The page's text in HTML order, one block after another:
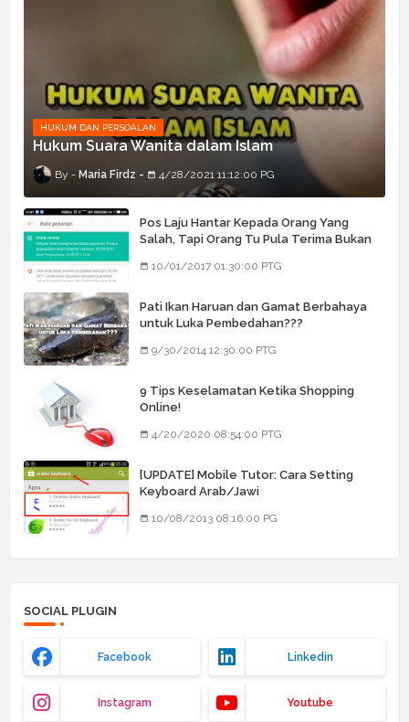
HUKUM DAN PERSOALAN
Hukum Suara Wanita dalam Islam
Maria Firdz 4/28/2021 11:12:00 PG
Pos Laju Hantar Kepada Orang Yang
Salah, Tapi Orang Tu Pula Terima Bukan
10/01/2017 01:30:00 PTG
Pati Ikan Haruan dan Gamat Berbahaya
untuk Luka Pembedahan???
9/30/2014 12:30:00 PTG
9 Tips Keselamatan Ketika Shopping
Online!
4/20/2020 08:54:00 PTG
[UPDATE] Mobile Tutor: Cara Setting
Keyboard Arab/Jawi
10/08/2013 08:16:00 PG
SOCIAL PLUGIN
Facebook Linkedin
Instagram Youtube